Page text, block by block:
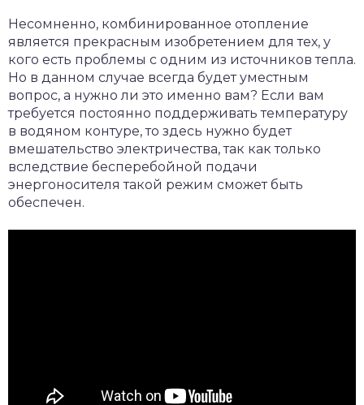
Несомненно, комбинированное отопление
является прекрасным изобретением для тех, у
кого есть проблемы с одним из источников тепла.
Но в данном случае всегда будет уместным
вопрос, а нужно ли это именно вам? Если вам
требуется постоянно поддерживать температуру
в водяном контуре, то здесь нужно будет
вмешательство электричества, так как только
вследствие бесперебойной подачи
энергоносителя такой режим сможет быть
обеспечен.